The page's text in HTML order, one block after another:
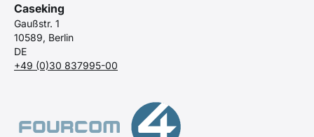
Caseking
Gaußstr. 1
10589, Berlin
DE
+49 (0)30 837995-00